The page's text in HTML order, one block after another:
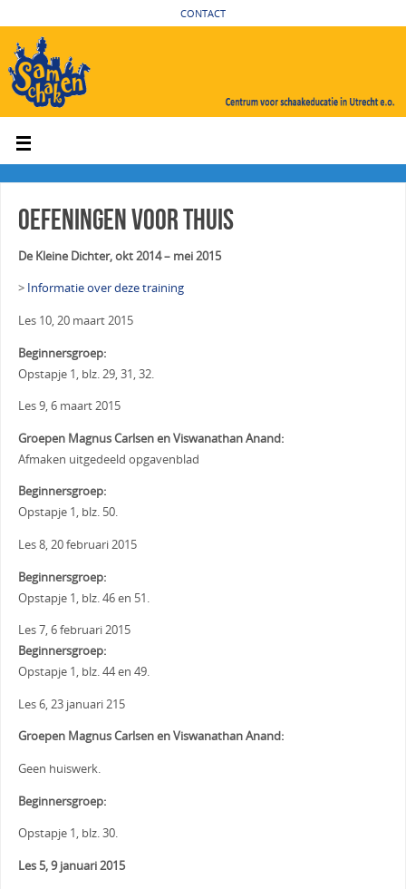
CONTACT
Oefeningen voor thuis
De Kleine Dichter, okt 2014 – mei 2015
> Informatie over deze training
Les 10, 20 maart 2015
Beginnersgroep:
Opstapje 1, blz. 29, 31, 32.
Les 9, 6 maart 2015
Groepen Magnus Carlsen en Viswanathan Anand:
Afmaken uitgedeeld opgavenblad
Beginnersgroep:
Opstapje 1, blz. 50.
Les 8, 20 februari 2015
Beginnersgroep:
Opstapje 1, blz. 46 en 51.
Les 7, 6 februari 2015
Beginnersgroep:
Opstapje 1, blz. 44 en 49.
Les 6, 23 januari 215
Groepen Magnus Carlsen en Viswanathan Anand:
Geen huiswerk.
Beginnersgroep:
Opstapje 1, blz. 30.
Les 5, 9 januari 2015